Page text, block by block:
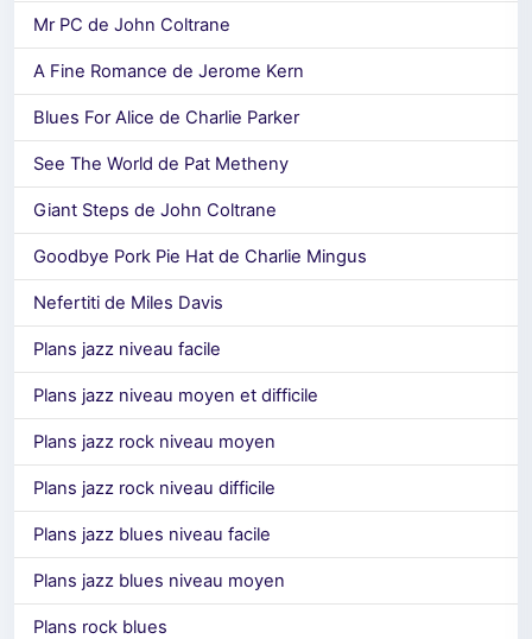
Mr PC de John Coltrane
A Fine Romance de Jerome Kern
Blues For Alice de Charlie Parker
See The World de Pat Metheny
Giant Steps de John Coltrane
Goodbye Pork Pie Hat de Charlie Mingus
Nefertiti de Miles Davis
Plans jazz niveau facile
Plans jazz niveau moyen et difficile
Plans jazz rock niveau moyen
Plans jazz rock niveau difficile
Plans jazz blues niveau facile
Plans jazz blues niveau moyen
Plans rock blues